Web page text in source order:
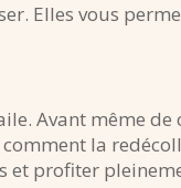
Elles vous
Avant même
la
et profiter